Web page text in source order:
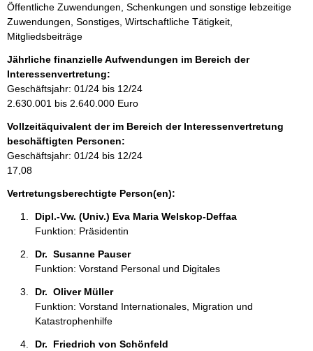
i
o
n
n
:
k
t
i
n
f
o
r
a
t
i
o
n
Öffentliche Zuwendungen, Schenkungen und sonstige lebzeitige
Zuwendungen, Sonstiges, Wirtschaftliche Tätigkeit,
Mitgliedsbeiträge
Jährliche finanzielle Aufwendungen im Bereich der
Interessenvertretung:
Geschäftsjahr: 01/24 bis 12/24
2.630.001 bis 2.640.000 Euro
Vollzeitäquivalent der im Bereich der Interessenvertretung
beschäftigten Personen:
Geschäftsjahr: 01/24 bis 12/24
17,08
Vertretungsberechtigte Person(en):
Dipl.-Vw. (Univ.) Eva Maria Welskop-Deffaa
Funktion: Präsidentin
Dr.  Susanne Pauser
Funktion: Vorstand Personal und Digitales
Dr.  Oliver Müller
Funktion: Vorstand Internationales, Migration und
Katastrophenhilfe
Dr.  Friedrich von Schönfeld